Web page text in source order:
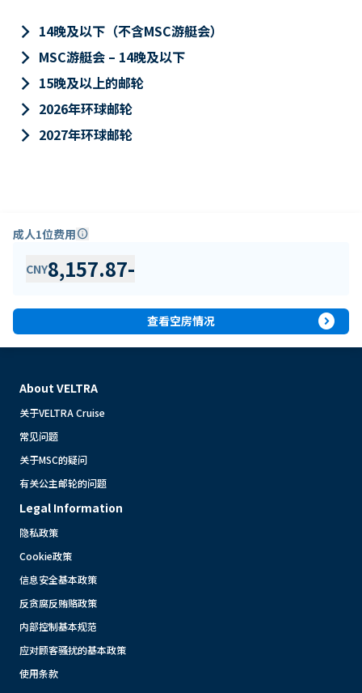
keyboard_arrow_right 14晚及以下（不含MSC游艇会）
keyboard_arrow_right MSC游艇会 – 14晚及以下
keyboard_arrow_right 15晚及以上的邮轮
keyboard_arrow_right 2026年环球邮轮
keyboard_arrow_right 2027年环球邮轮
成人1位费用info
CNY8,157.87-
查看空房情况 expand_circle_right
About VELTRA
关于VELTRA Cruise
常见问题
关于MSC的疑问
有关公主邮轮的问题
Legal Information
隐私政策
Cookie政策
信息安全基本政策
反贪腐反贿赂政策
内部控制基本规范
应对顾客骚扰的基本政策
使用条款